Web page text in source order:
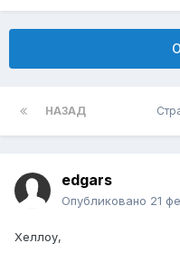
НАЗАД
edgars
Опубликовано 21
Хеллоу,